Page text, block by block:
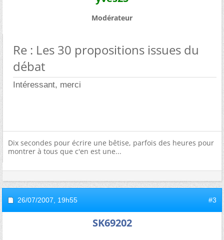
Modérateur
Re : Les 30 propositions issues du
débat
Intéressant, merci
Dix secondes pour écrire une bêtise, parfois des heures pour
montrer à tous que c'en est une...
26/07/2007, 19h55 #3
SK69202